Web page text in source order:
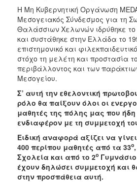
Η Μη Κυβερνητική Οργάνωση
Μεσογειακός Σύνδεσμος για τη
Θαλάσσιων Χελωνών ιδρύθηκε το
και συστάθηκε στην Ελλάδα το
επιστημονικό και
στόχο τη μελέτη και προστασία
περιβάλλοντος και των
Μεσογείου.
Σ’ αυτή την εθελοντική
ρόλο θα παίξουν όλοι οι
μαθητές της πόλης μας που
ενδιαφέρον με τη συμμετοχή
Ειδική αναφορά αξίζει να
400 περίπου μαθητές από τα 33ο
Σχολεία και από το 2ο
έχουν δηλώσει συμμετοχή και
στην προσπάθεια αυτή.